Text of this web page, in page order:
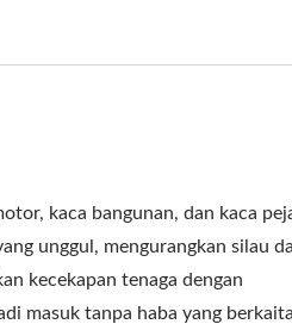
kaca bangunan, dan kaca
unggul, mengurangkan silau
kecekapan tenaga dengan
masuk tanpa haba yang